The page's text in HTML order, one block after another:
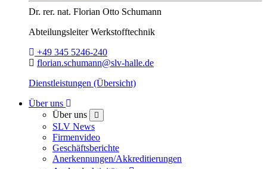
Dr. rer. nat. Florian Otto Schumann
AbteilungsleiterWerkstofftechnik
Telefon:
+49 345 5246-240
E-Mail:
florian.schumann@slv-halle.de
Dienstleistungen (Übersicht)
Über uns
Über uns
SLV News
Firmenvideo
Geschäftsberichte
Anerkennungen/Akkreditierungen